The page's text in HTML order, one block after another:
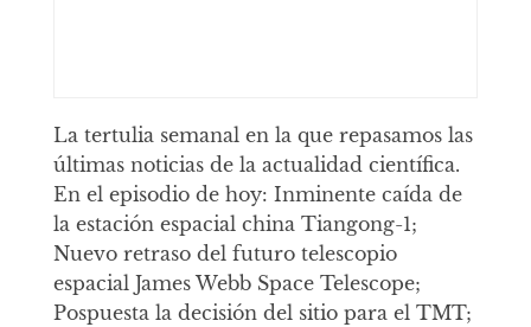
La tertulia semanal en la que repasamos las
últimas noticias de la actualidad científica.
En el episodio de hoy: Inminente caída de
la estación espacial china Tiangong-1;
Nuevo retraso del futuro telescopio
espacial James Webb Space Telescope;
Pospuesta la decisión del sitio para el TMT;